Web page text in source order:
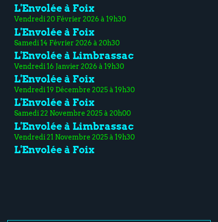
L'Envolée à Foix
Vendredi 20 Février 2026 à 19h30
L'Envolée à Foix
Samedi 14 Février 2026 à 20h30
L'Envolée à Limbrassac
Vendredi 16 Janvier 2026 à 19h30
L'Envolée à Foix
Vendredi 19 Décembre 2025 à 19h30
L'Envolée à Foix
Samedi 22 Novembre 2025 à 20h00
L'Envolée à Limbrassac
Vendredi 21 Novembre 2025 à 19h30
L'Envolée à Foix